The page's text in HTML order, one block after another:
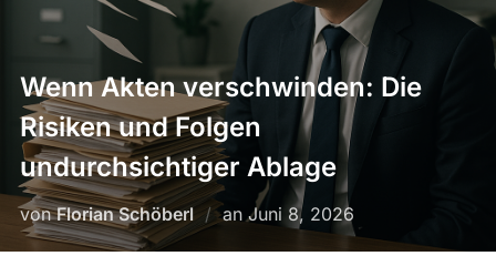
Wenn Akten verschwinden: Die
Risiken und Folgen
undurchsichtiger Ablage
vonFlorian Schöberl anVeröffentlicht
Juni 8, 2026